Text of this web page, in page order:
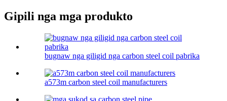
Gipili nga mga produkto
bugnaw nga giligid nga carbon steel coil pabrika
a573m carbon steel coil manufacturers